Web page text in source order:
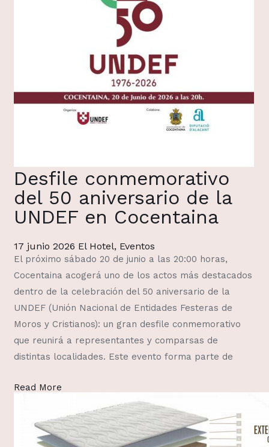
Desfile conmemorativo
del 50 aniversario de la
UNDEF en Cocentaina
17 junio 2026 El Hotel, Eventos
El próximo sábado 20 de junio a las 20:00 horas,
Cocentaina acogerá uno de los actos más destacados
dentro de la celebración del 50 aniversario de la
UNDEF (Unión Nacional de Entidades Festeras de
Moros y Cristianos): un gran desfile conmemorativo
que reunirá a representantes y comparsas de
distintas localidades. Este evento forma parte de
Read More